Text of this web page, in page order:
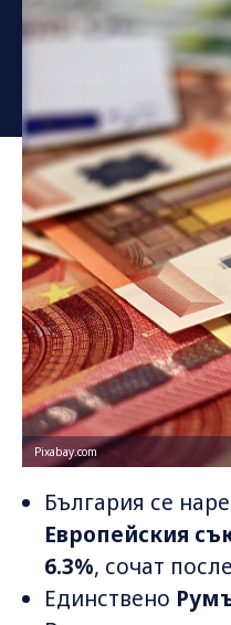
Pixabay.com
България се
Европейския
6.3%, сочат
Единствено